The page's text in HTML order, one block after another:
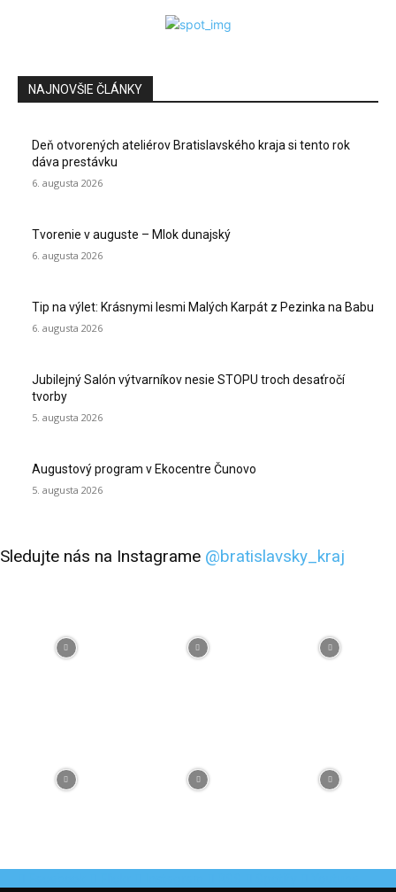
NAJNOVŠIE ČLÁNKY
Deň otvorených ateliérov Bratislavského kraja si tento rok
dáva prestávku
6. augusta 2026
Tvorenie v auguste – Mlok dunajský
6. augusta 2026
Tip na výlet: Krásnymi lesmi Malých Karpát z Pezinka na Babu
6. augusta 2026
Jubilejný Salón výtvarníkov nesie STOPU troch desaťročí
tvorby
5. augusta 2026
Augustový program v Ekocentre Čunovo
5. augusta 2026
Sledujte nás na Instagrame @bratislavsky_kraj